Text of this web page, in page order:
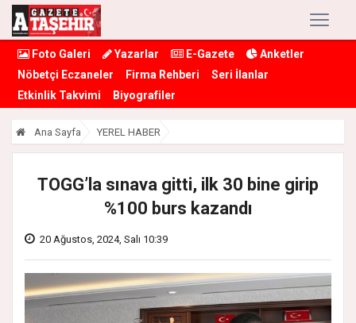
Foto Galeri Yazarlar E-Gazete
Anketler
Nöbetçi Eczaneler
Firma Rehberi
Seri İlanlar
Etkinlik Takvimi
Biyografiler
Ana Sayfa YEREL HABER
TOGG’la sınava gitti, ilk 30 bine girip
%100 burs kazandı
20 Ağustos, 2024, Salı 10:39